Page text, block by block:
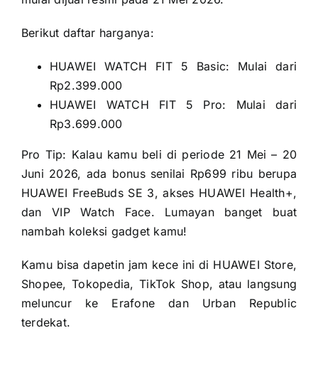
Berikut daftar harganya:
HUAWEI WATCH FIT 5 Basic: Mulai dari
Rp2.399.000
HUAWEI WATCH FIT 5 Pro: Mulai dari
Rp3.699.000
Pro Tip: Kalau kamu beli di periode 21 Mei – 20
Juni 2026, ada bonus senilai Rp699 ribu berupa
HUAWEI FreeBuds SE 3, akses HUAWEI Health+,
dan VIP Watch Face. Lumayan banget buat
nambah koleksi gadget kamu!
Kamu bisa dapetin jam kece ini di HUAWEI Store,
Shopee, Tokopedia, TikTok Shop, atau langsung
meluncur ke Erafone dan Urban Republic
terdekat.